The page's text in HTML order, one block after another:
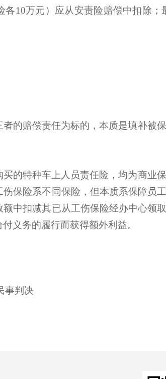
10万元）应从安责险赔偿中扣除
的赔偿责任为标的，本质是填补被
的特种车上人员责任险，均为商业
保险系不同保险，但本质系保障员
中扣减其已从工伤保险经办中心领
义务的履行而获得额外利益。
事判决